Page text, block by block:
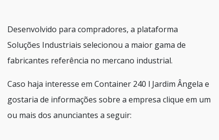
Desenvolvido para compradores, a plataforma
Soluções Industriais selecionou a maior gama de
fabricantes referência no mercano industrial.
Caso haja interesse em Container 240 l Jardim Ângela e
gostaria de informações sobre a empresa clique em um
ou mais dos anunciantes a seguir: